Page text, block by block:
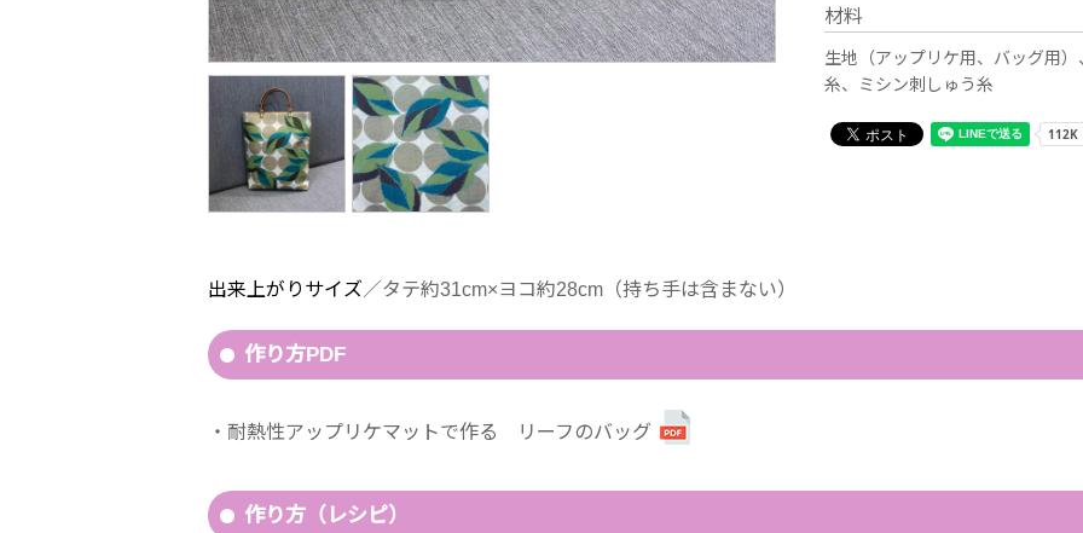
材料
生地（アップリケ用、バッグ用
糸、ミシン刺しゅう糸
出来上がりサイズ／タテ約31cm×ヨコ約28cm（持ち手は含まない）
作り方PDF
耐熱性アップリケマットで作る リーフのバッグ
作り方（レシピ）